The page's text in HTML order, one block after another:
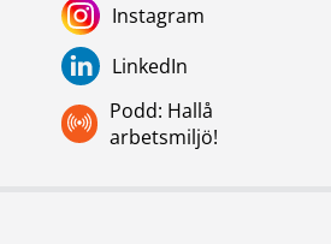
Instagram
LinkedIn
Podd: Hallå
arbetsmiljö!